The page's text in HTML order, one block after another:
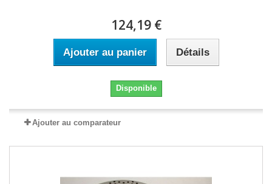
124,19 €
Ajouter au panier Détails
Disponible
Ajouter au comparateur